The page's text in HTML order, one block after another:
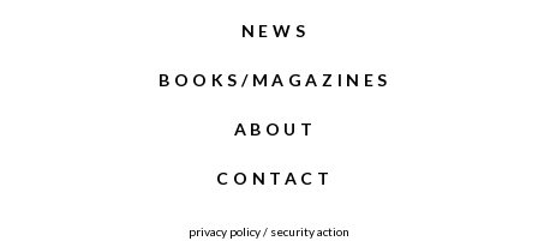
NEWS
BOOKS/MAGAZINES
ABOUT
CONTACT
privacy policy/ security action